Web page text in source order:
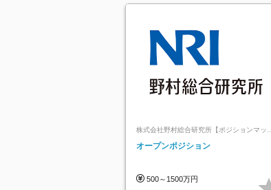
株式会社野村総合研究所【ポジションマッチ
オープンポジション
500～1500万円